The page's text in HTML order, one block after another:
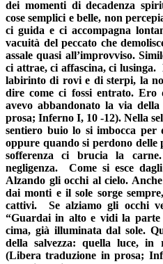
dei momenti di decadenza
cose semplici e belle, non
ci guida e ci accompagna
vacuità del peccato che
assale quasi all’improvviso.
ci attrae, ci affascina, ci
labirinto di rovi e di sterpi, la
dire come ci fossi entrato. Ero
avevo abbandonato la via
prosa; Inferno I, 10 -12). Nella
sentiero buio lo si imbocca per
oppure quando si perdono delle
sofferenza ci brucia la
negligenza. Come si esce
Alzando gli occhi al cielo.
dai monti e il sole sorge
cattivi. Se alziamo gli occhi
“Guardai in alto e vidi la
cima, già illuminata dal sole.
della salvezza: quella luce,
(Libera traduzione in prosa;